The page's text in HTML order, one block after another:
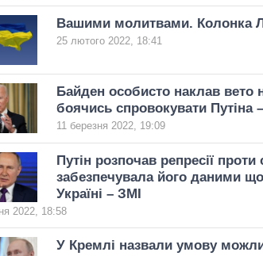
Вашими молитвами. Колонка
25 лютого 2022, 18:41
Байден особисто наклав вето
боячись спровокувати Путіна
11 березня 2022, 19:09
Путін розпочав репресії
забезпечувала його даними
Україні – ЗМІ
2022, 18:58
У Кремлі назвали умову